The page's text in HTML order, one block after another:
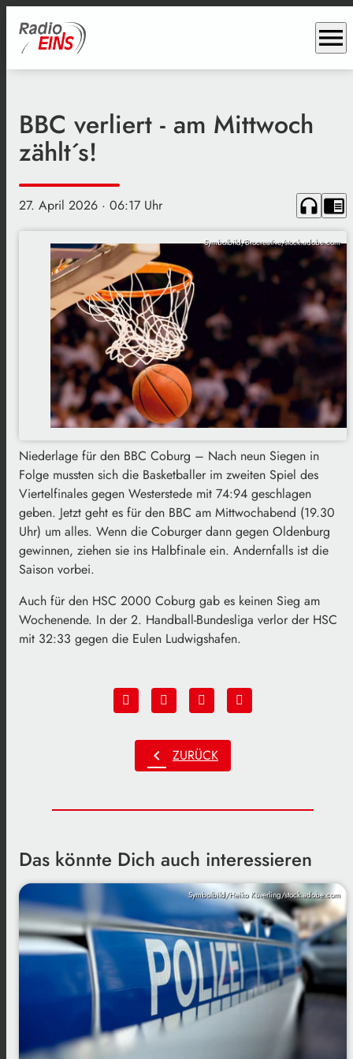
menu
BBC verliert - am Mittwoch
zählt´s!
27. April 2026 · 06:17 Uhr headphones chrome_reader_mode
Symbolbild/Brocreative/stock.adobe.com
Niederlage für den BBC Coburg – Nach neun Siegen in
Folge mussten sich die Basketballer im zweiten Spiel des
Viertelfinales gegen Westerstede mit 74:94 geschlagen
geben. Jetzt geht es für den BBC am Mittwochabend (19.30
Uhr) um alles. Wenn die Coburger dann gegen Oldenburg
gewinnen, ziehen sie ins Halbfinale ein. Andernfalls ist die
Saison vorbei.
Auch für den HSC 2000 Coburg gab es keinen Sieg am
Wochenende. In der 2. Handball-Bundesliga verlor der HSC
mit 32:33 gegen die Eulen Ludwigshafen.
chevron_left ZURÜCK
Das könnte Dich auch interessieren
Symbolbild/Heiko Küverling/stock.adobe.com